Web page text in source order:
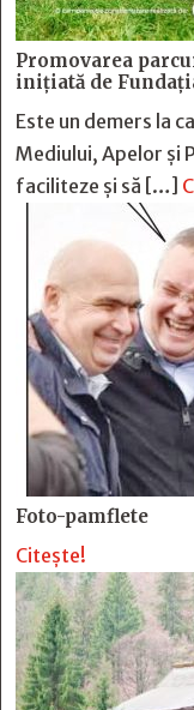
Promovarea
inițiată de
Este un demers la
Mediului, Apelor și
faciliteze și să […]
Foto-pamflete
Citește!